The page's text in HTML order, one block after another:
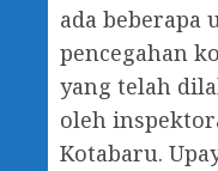
ada beberapa
pencegahan
yang telah
oleh
Kotabaru.